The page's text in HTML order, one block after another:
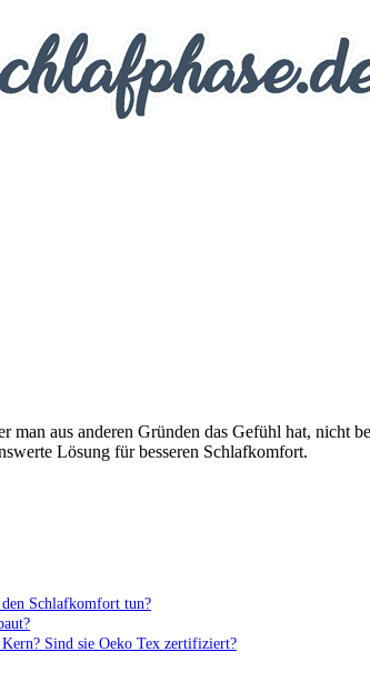
man aus anderen Gründen das Gefühl hat, nicht
Lösung für besseren Schlafkomfort.
Schlafkomfort tun?
Sind sie Oeko Tex zertifiziert?